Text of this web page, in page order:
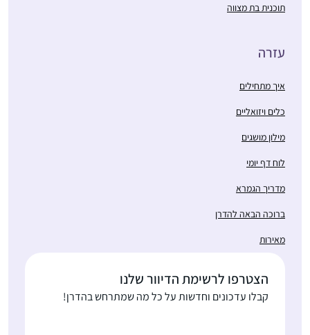
תוכנית בת מצווה
עזרה
איך מתחילים
כלים ויזואליים
מילון מושגים
לוח דף יומי
מדריך הגמרא
ברוכה הבאה להדרן
מאירות
הצטרפו לרשימת הדיוור שלנו
קבלו עדכונים וחדשות על כל מה שמתרחש בהדרן!